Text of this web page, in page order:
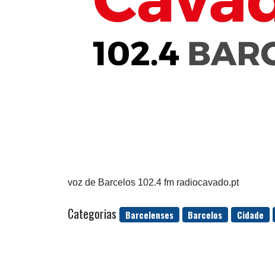
voz de Barcelos 102.4 fm radiocavado.pt
Categorias Barcelenses Barcelos Cidade